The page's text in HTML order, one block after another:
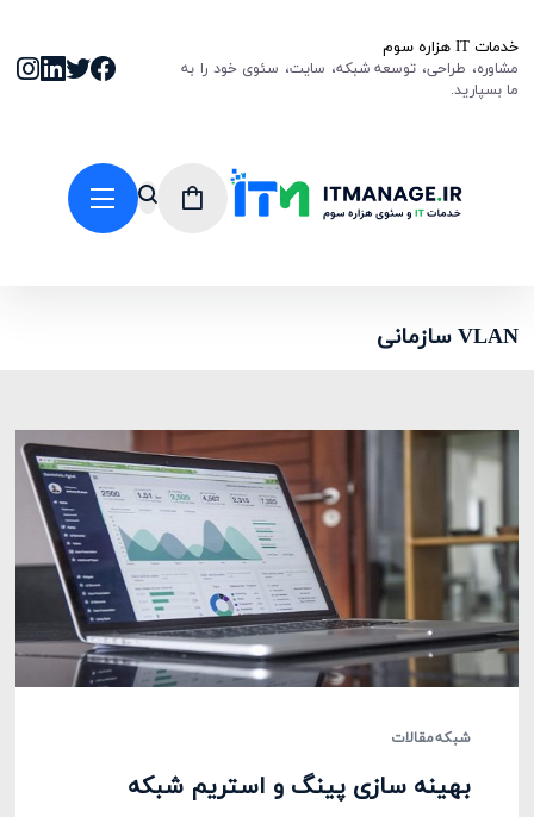
خدمات IT هزاره سوم
مشاوره، طراحی، توسعه شبکه، سایت، سئوی خود را به
ما بسپارید.
VLAN سازمانی
شبکهمقالات
بهینه سازی پینگ و استریم شبکه